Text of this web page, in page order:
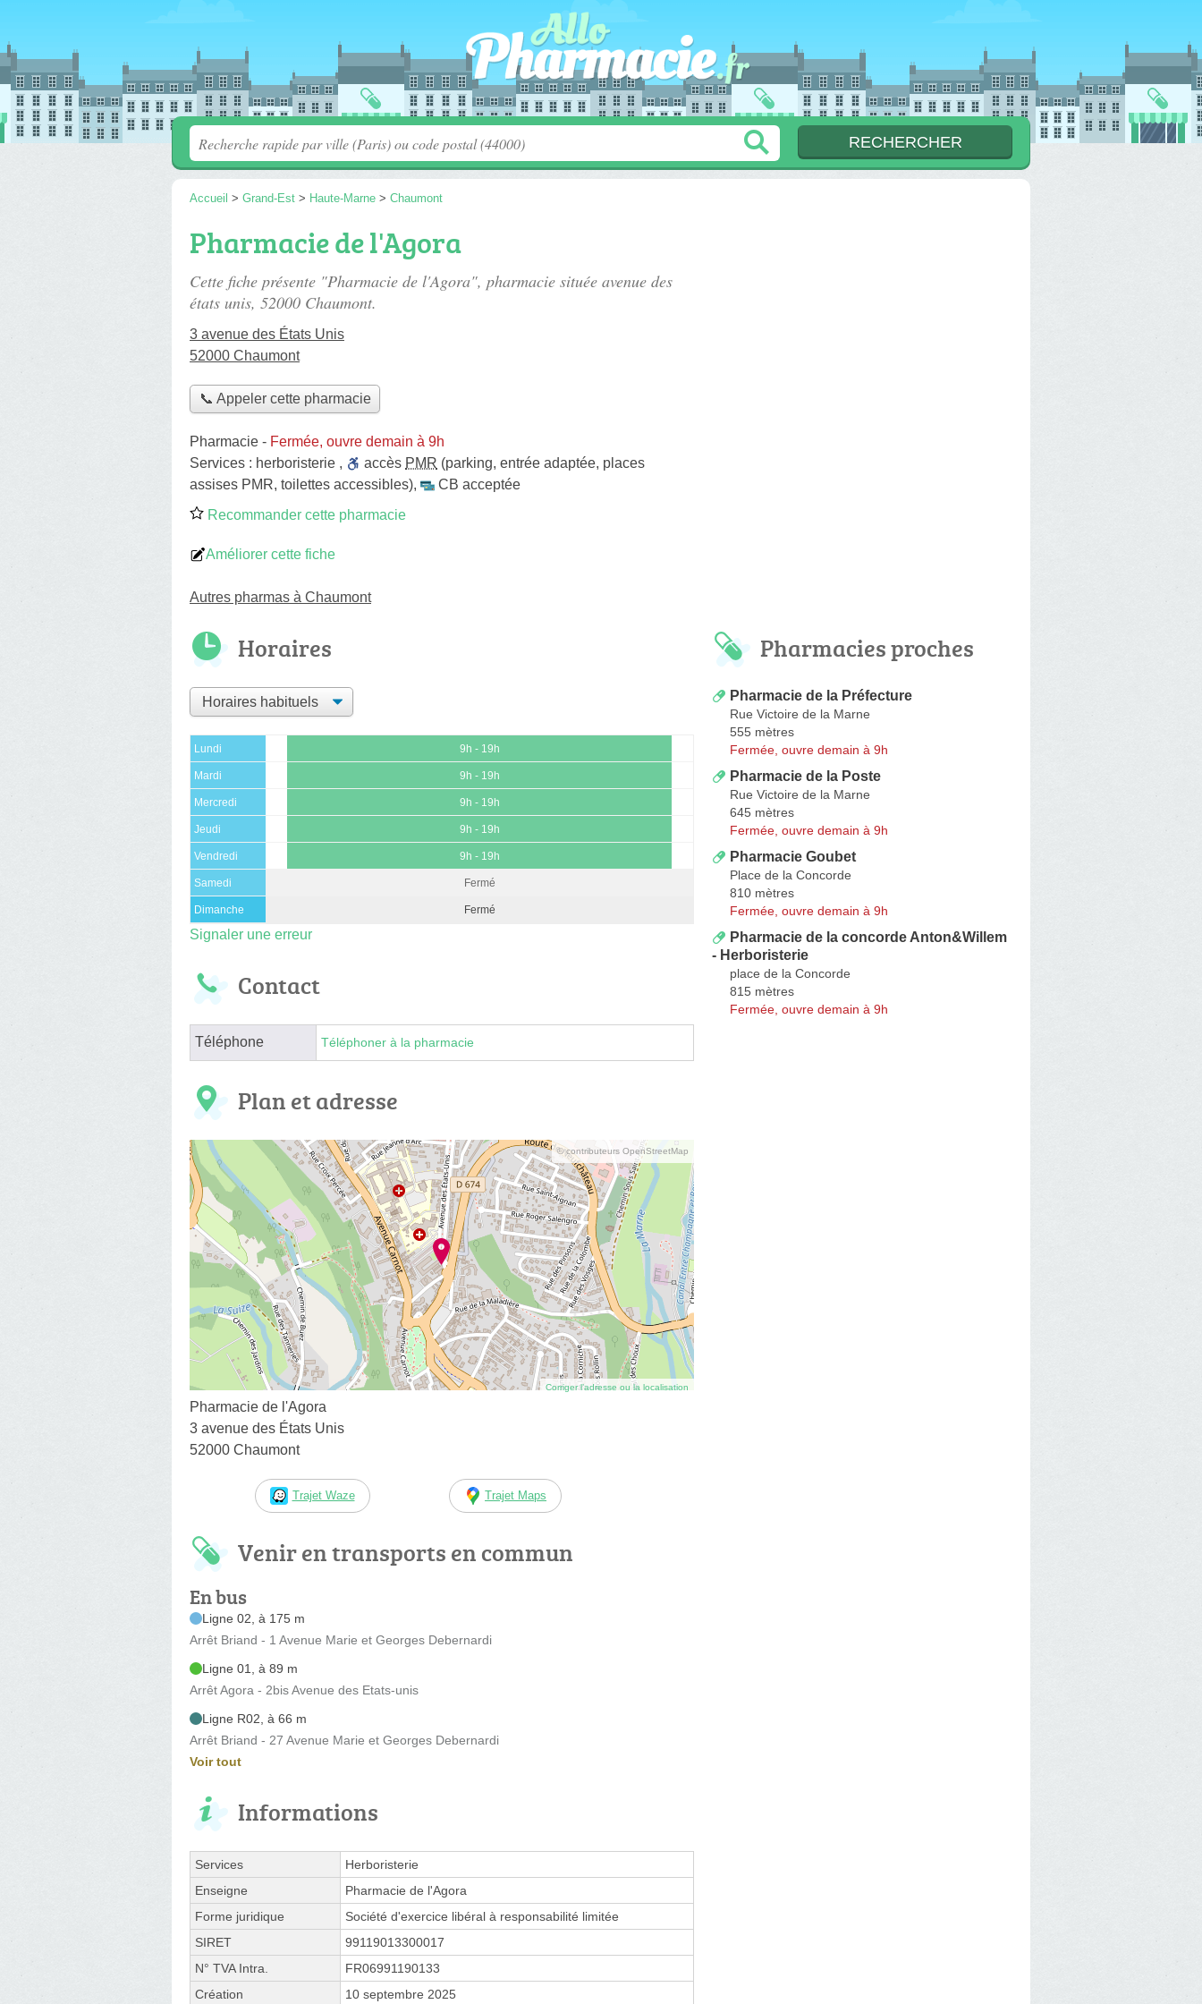
Accueil > Grand-Est > Haute-Marne > Chaumont
Pharmacie de l'Agora
Cette fiche présente "Pharmacie de l'Agora", pharmacie située avenue des
états unis, 52000 Chaumont.
3 avenue des États Unis
52000 Chaumont
📞 Appeler cette pharmacie
Pharmacie - Fermée, ouvre demain à 9h
Services : herboristerie , accès PMR (parking, entrée adaptée, places
assises PMR, toilettes accessibles),
CB acceptée
Recommander cette pharmacie
Améliorer cette fiche
Autres pharmas à Chaumont
Horaires
Lundi 9h - 19h
Mardi 9h - 19h
Mercredi 9h - 19h
Jeudi 9h - 19h
Vendredi 9h - 19h
Samedi Fermé
Dimanche Fermé
Signaler une erreur
Contact
Téléphone Téléphoner à la pharmacie
Plan et adresse
© contributeurs OpenStreetMap
Corriger l’adresse ou la localisation
Pharmacie de l'Agora
3 avenue des États Unis
52000 Chaumont
Trajet Waze Trajet Maps
Venir en transports en commun
En bus
Ligne 02, à 175 m
Arrêt Briand - 1 Avenue Marie et Georges Debernardi
Ligne 01, à 89 m
Arrêt Agora - 2bis Avenue des Etats-unis
Ligne R02, à 66 m
Arrêt Briand - 27 Avenue Marie et Georges Debernardi
Voir tout
Informations
Services
Herboristerie
Enseigne
Pharmacie de l'Agora
Forme juridique
Société d'exercice libéral à responsabilité limitée
SIRET
99119013300017
N° TVA Intra.
FR06991190133
Création
10 septembre 2025
Pharmacies proches
Pharmacie de la Préfecture
Rue Victoire de la Marne
555 mètres
Fermée, ouvre demain à 9h
Pharmacie de la Poste
Rue Victoire de la Marne
645 mètres
Fermée, ouvre demain à 9h
Pharmacie Goubet
Place de la Concorde
810 mètres
Fermée, ouvre demain à 9h
Pharmacie de la concorde Anton&Willem
- Herboristerie
place de la Concorde
815 mètres
Fermée, ouvre demain à 9h